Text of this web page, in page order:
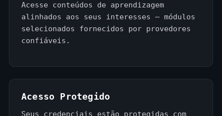
Acesse conteúdos de aprendizagem
alinhados aos seus interesses — módulos
selecionados fornecidos por provedores
confiáveis.
Acesso Protegido
Seus credenciais estão protegidas com